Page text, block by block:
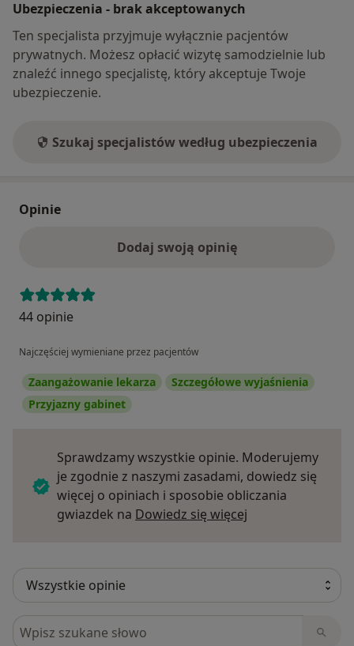
Ubezpieczenia - brak akceptowanych
Ten specjalista przyjmuje wyłącznie pacjentów
prywatnych. Możesz opłacić wizytę samodzielnie lub
znaleźć innego specjalistę, który akceptuje Twoje
ubezpieczenie.
Szukaj specjalistów według ubezpieczenia
Opinie
Dodaj swoją opinię
44 opinie
Najczęściej wymieniane przez pacjentów
Zaangażowanie lekarza
Szczegółowe wyjaśnienia
Przyjazny gabinet
Sprawdzamy wszystkie opinie. Moderujemy
je zgodnie z naszymi zasadami, dowiedz się
więcej o opiniach i sposobie obliczania
gwiazdek na Dowiedz się więcej
Szukaj w opiniach